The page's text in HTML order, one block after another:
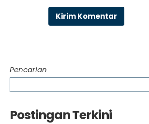
Pencarian
Postingan Terkini